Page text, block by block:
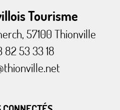
Tourisme
57100 Thionville
82 53 33 18